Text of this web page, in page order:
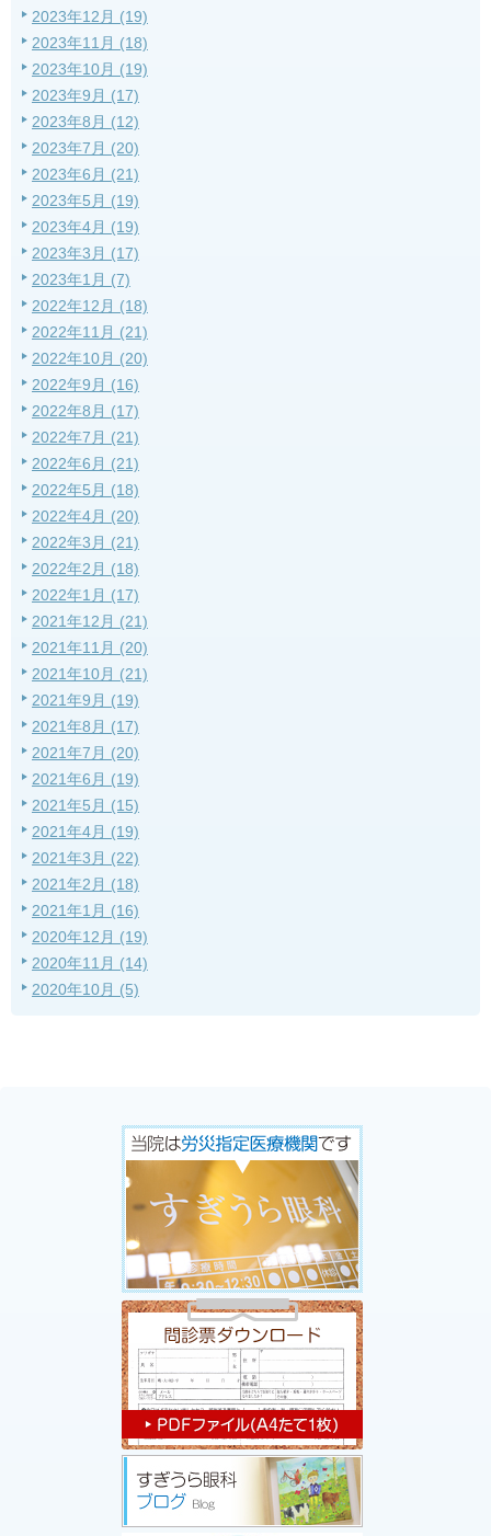
2023年12月 (19)
2023年11月 (18)
2023年10月 (19)
2023年9月 (17)
2023年8月 (12)
2023年7月 (20)
2023年6月 (21)
2023年5月 (19)
2023年4月 (19)
2023年3月 (17)
2023年1月 (7)
2022年12月 (18)
2022年11月 (21)
2022年10月 (20)
2022年9月 (16)
2022年8月 (17)
2022年7月 (21)
2022年6月 (21)
2022年5月 (18)
2022年4月 (20)
2022年3月 (21)
2022年2月 (18)
2022年1月 (17)
2021年12月 (21)
2021年11月 (20)
2021年10月 (21)
2021年9月 (19)
2021年8月 (17)
2021年7月 (20)
2021年6月 (19)
2021年5月 (15)
2021年4月 (19)
2021年3月 (22)
2021年2月 (18)
2021年1月 (16)
2020年12月 (19)
2020年11月 (14)
2020年10月 (5)